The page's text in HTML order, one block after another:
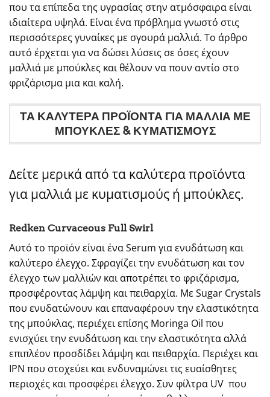
που τα επίπεδα της υγρασίας στην ατμόσφαιρα είναι
ιδιαίτερα υψηλά. Είναι ένα πρόβλημα γνωστό στις
περισσότερες γυναίκες με σγουρά μαλλιά. Το άρθρο
αυτό έρχεται για να δώσει λύσεις σε όσες έχουν
μαλλιά με μπούκλες και θέλουν να πουν αντίο στο
φριζάρισμα μια και καλή.
ΤΑ ΚΑΛΥΤΕΡΑ ΠΡΟΪΟΝΤΑ ΓΙΑ ΜΑΛΛΙΑ ΜΕ
ΜΠΟΥΚΛΕΣ & ΚΥΜΑΤΙΣΜΟΥΣ
Δείτε μερικά από τα καλύτερα προϊόντα
για μαλλιά με κυματισμούς ή μπούκλες.
Redken Curvaceous Full Swirl
Αυτό το προϊόν είναι ένα Serum για ενυδάτωση και
καλύτερο έλεγχο. Σφραγίζει την ενυδάτωση και τον
έλεγχο των μαλλιών και αποτρέπει το φριζάρισμα,
προσφέροντας λάμψη και πειθαρχία. Με Sugar Crystals
που ενυδατώνουν και επαναφέρουν την ελαστικότητα
της μπούκλας, περιέχει επίσης Moringa Oil που
ενισχύει την ενυδάτωση και την ελαστικότητα αλλά
επιπλέον προσδίδει λάμψη και πειθαρχία. Περιέχει και
IPN που στοχεύει και ενδυναμώνει τις ευαίσθητες
περιοχές και προσφέρει έλεγχο. Συν φίλτρα UV που